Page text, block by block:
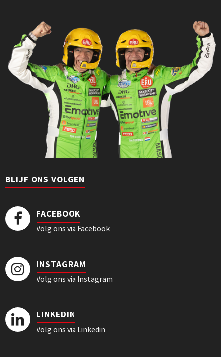
BLIJF ONS VOLGEN
FACEBOOK
Volg ons via Facebook
INSTAGRAM
Volg ons via Instagram
LINKEDIN
Volg ons via Linkedin